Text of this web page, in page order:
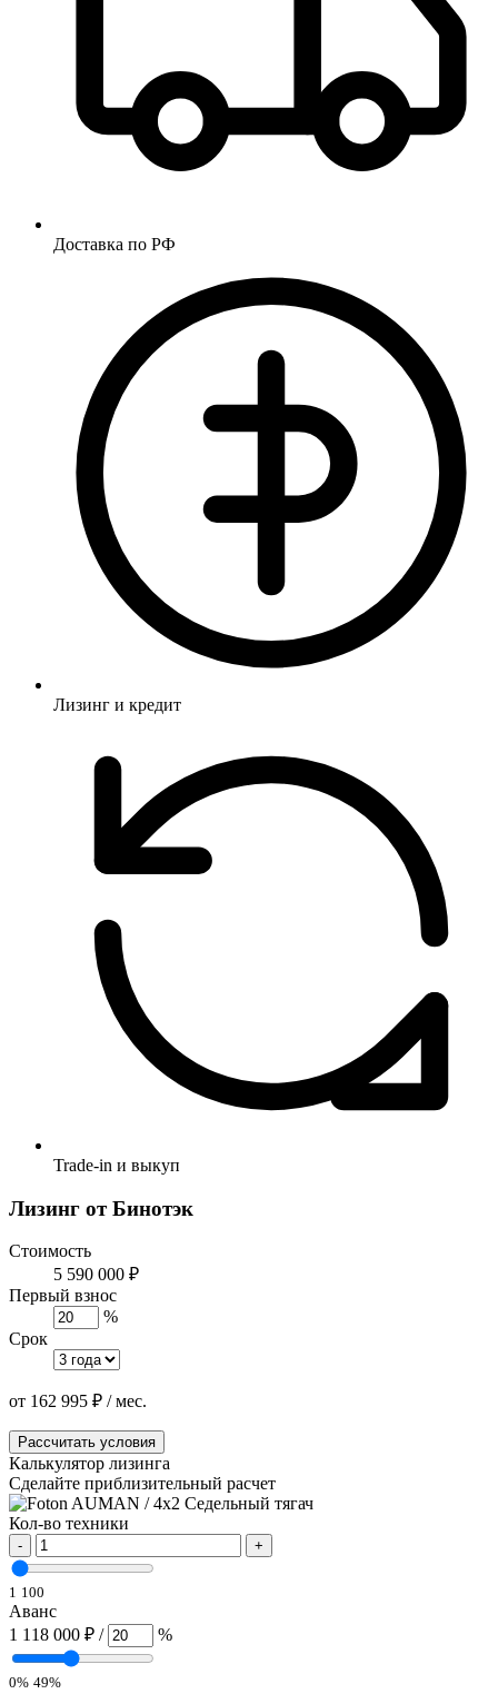
Доставка по РФ
Лизинг и кредит
Trade-in и выкуп
Лизинг от Бинотэк
Стоимость
5 590 000 ₽
Первый взнос
%
Срок
от 162 995 ₽ / мес.
Рассчитать условия
Калькулятор лизинга
Сделайте приблизительный расчет
Кол-во техники
- +
1 100
Аванс
1 118 000 ₽ / %
0% 49%